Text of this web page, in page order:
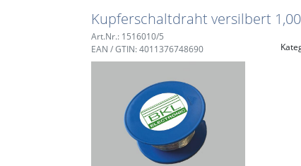
Kupferschaltdraht versilbert
Art.Nr.: 1516010/5
EAN / GTIN: 4011376748690